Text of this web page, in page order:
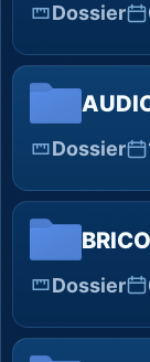
Dossier
Dossier
Dossier